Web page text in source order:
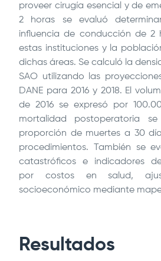
proveer cirugía esencial y de
2 horas se evaluó
influencia de conducción de 2
estas instituciones y la
dichas áreas. Se calculó la
SAO utilizando las
DANE para 2016 y 2018. El
de 2016 se expresó por
mortalidad postoperatoria
proporción de muertes a 30
procedimientos. También se
catastróficos e indicadores
por costos en salud,
socioeconómico mediante
Resultados